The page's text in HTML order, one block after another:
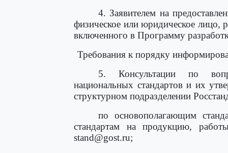
4. Заявителем на
физическое или юридическое лицо,
включенного в Программу
Требования к порядку
5. Консультации по
национальных стандартов и их
структурном подразделении
по основополагающим
стандартам на продукцию,
stand@gost.ru;